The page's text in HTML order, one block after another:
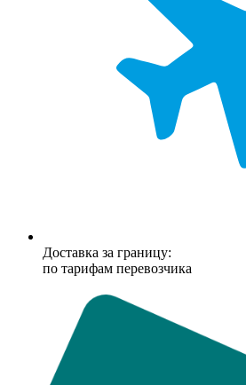
Доставка за границу:
по тарифам перевозчика